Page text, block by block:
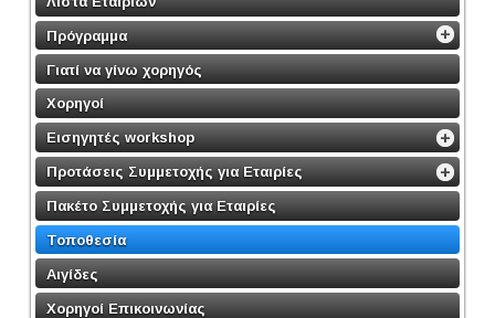
Πρόγραμμα
Γιατί να γίνω χορηγός
Χορηγοί
Εισηγητές workshop
Προτάσεις Συμμετοχής για Εταιρίες
Πακέτο Συμμετοχής για Εταιρίες
Τοποθεσία
Αιγίδες
Χορηγοί Επικοινωνίας